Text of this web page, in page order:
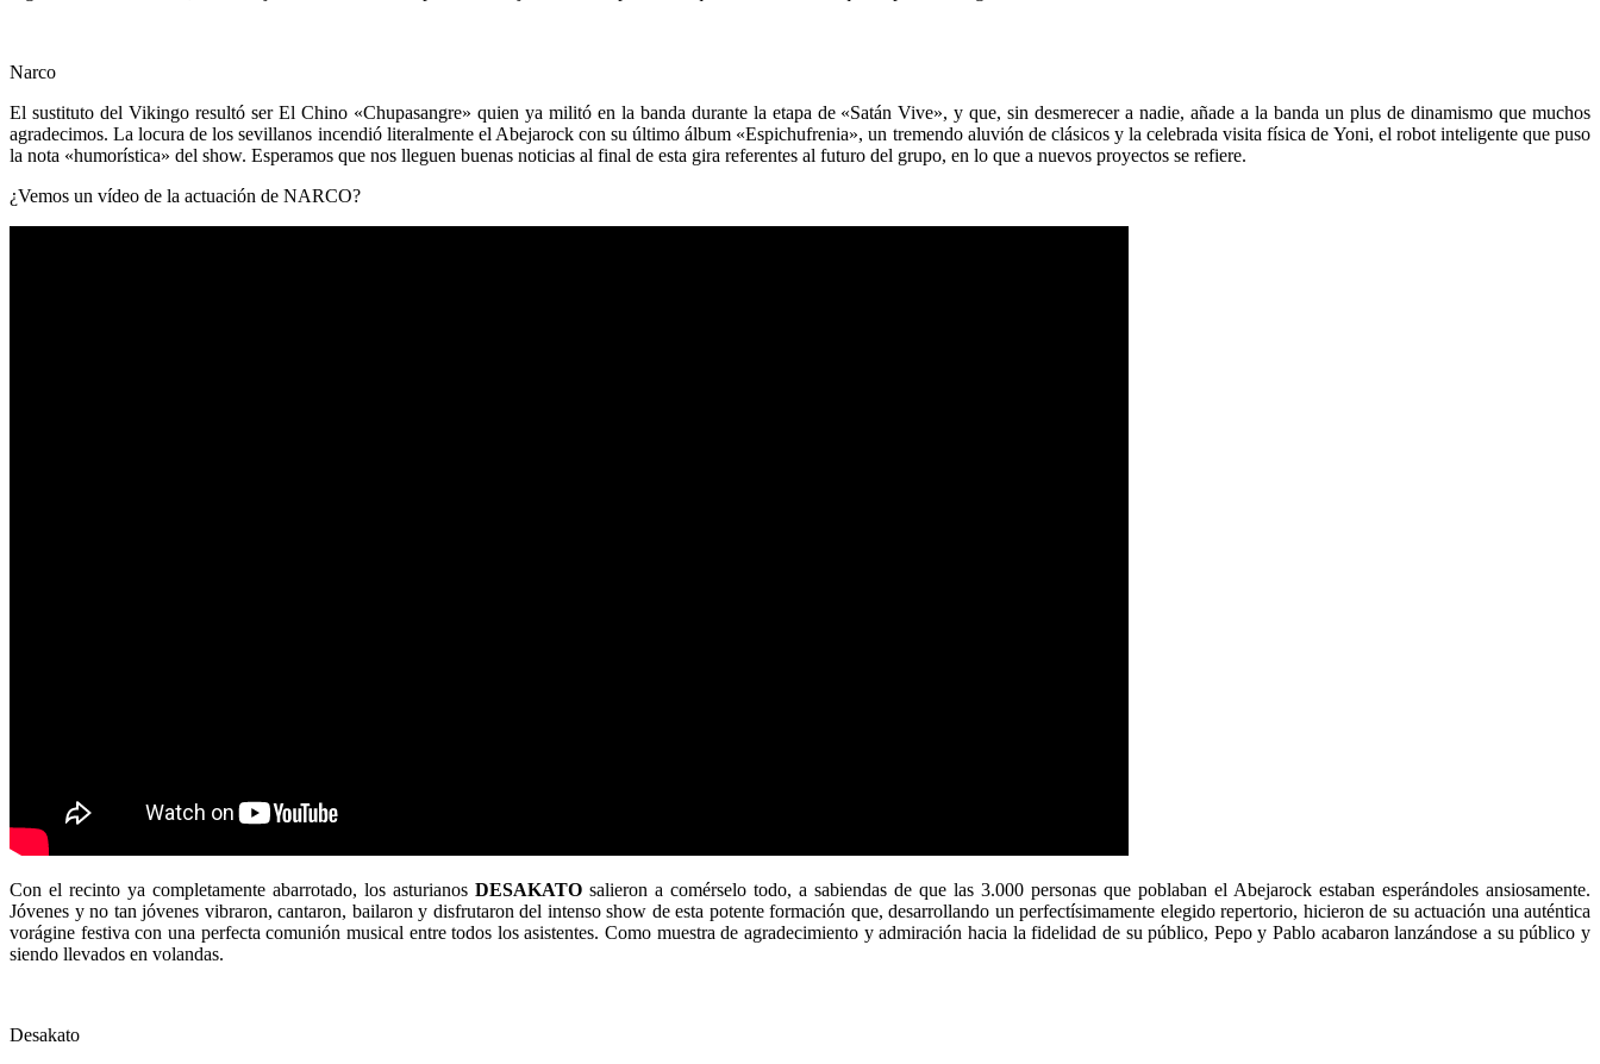
Narco
El sustituto del Vikingo resultó ser El Chino «Chupasangre» quien ya militó en la banda durante la etapa de «Satán Vive», y que, sin desmerecer a nadie, añade a la banda un plus de dinamismo que muchos
agradecimos. La locura de los sevillanos incendió literalmente el Abejarock con su último álbum «Espichufrenia», un tremendo aluvión de clásicos y la celebrada visita física de Yoni, el robot inteligente que puso
la nota «humorística» del show. Esperamos que nos lleguen buenas noticias al final de esta gira referentes al futuro del grupo, en lo que a nuevos proyectos se refiere.
¿Vemos un vídeo de la actuación de NARCO?
Con el recinto ya completamente abarrotado, los asturianos DESAKATO salieron a comérselo todo, a sabiendas de que las 3.000 personas que poblaban el Abejarock estaban esperándoles ansiosamente.
Jóvenes y no tan jóvenes vibraron, cantaron, bailaron y disfrutaron del intenso show de esta potente formación que, desarrollando un perfectísimamente elegido repertorio, hicieron de su actuación una auténtica
vorágine festiva con una perfecta comunión musical entre todos los asistentes. Como muestra de agradecimiento y admiración hacia la fidelidad de su público, Pepo y Pablo acabaron lanzándose a su público y
siendo llevados en volandas.
Desakato